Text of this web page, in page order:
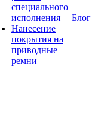
специального
исполнения
Нанесение
покрытия на
приводные
ремни
Блог